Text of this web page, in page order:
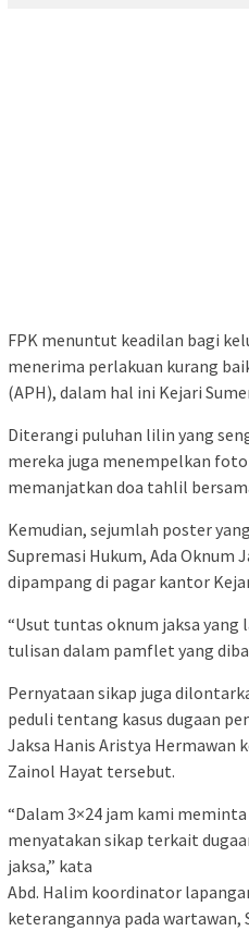
FPK menuntut keadilan bagi
menerima perlakuan kurang
(APH), dalam hal ini Kejari
Diterangi puluhan lilin yang
mereka juga menempelkan
memanjatkan doa tahlil
Kemudian, sejumlah poster
Supremasi Hukum, Ada Oknum
dipampang di pagar kantor
“Usut tuntas oknum jaksa yang
tulisan dalam pamflet yang
Pernyataan sikap juga
peduli tentang kasus dugaan
Jaksa Hanis Aristya Hermawan
Zainol Hayat tersebut.
“Dalam 3×24 jam kami
menyatakan sikap terkait
jaksa,” kata
Abd. Halim koordinator
keterangannya pada wartawan,